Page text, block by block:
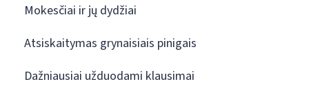
Mokesčiai ir jų dydžiai
Atsiskaitymas grynaisiais pinigais
Dažniausiai užduodami klausimai